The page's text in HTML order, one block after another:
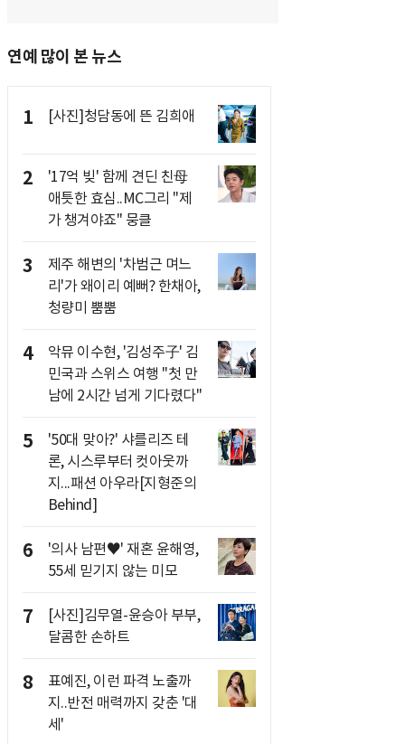
연예 많이 본 뉴스
1 [사진]청담동에 뜬 김희애
2
'17억 빚' 함께 견딘 친母
애틋한 효심..MC그리 "제
가 챙겨야죠" 뭉클
3
제주 해변의 '차범근 며느
리'가 왜이리 예뻐? 한채아,
청량미 뿜뿜
4
악뮤 이수현, '김성주子' 김
민국과 스위스 여행 "첫 만
남에 2시간 넘게 기다렸다"
5
'50대 맞아?' 샤를리즈 테
론, 시스루부터 컷아웃까
지...패션 아우라[지형준의
Behind]
6
'의사 남편♥' 재혼 윤해영,
55세 믿기지 않는 미모
7
[사진]김무열-윤승아 부부,
달콤한 손하트
8
표예진, 이런 파격 노출까
지..반전 매력까지 갖춘 '대
세'